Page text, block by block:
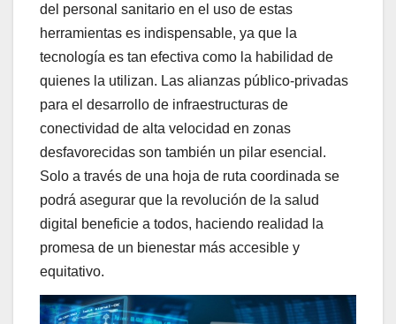
del personal sanitario en el uso de estas
herramientas es indispensable, ya que la
tecnología es tan efectiva como la habilidad de
quienes la utilizan. Las alianzas público-privadas
para el desarrollo de infraestructuras de
conectividad de alta velocidad en zonas
desfavorecidas son también un pilar esencial.
Solo a través de una hoja de ruta coordinada se
podrá asegurar que la revolución de la salud
digital beneficie a todos, haciendo realidad la
promesa de un bienestar más accesible y
equitativo.